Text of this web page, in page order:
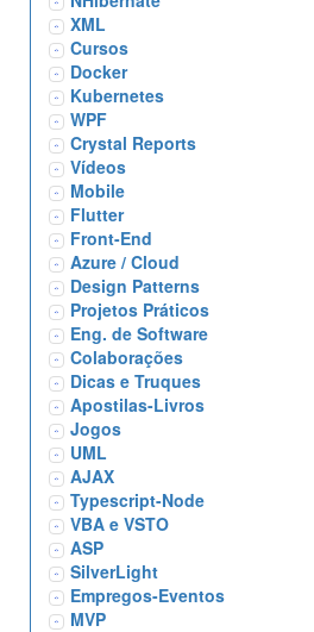
XML
Cursos
Docker
Kubernetes
WPF
Crystal Reports
Vídeos
Mobile
Flutter
Front-End
Azure / Cloud
Design Patterns
Projetos Práticos
Eng. de Software
Colaborações
Dicas e Truques
Apostilas-Livros
Jogos
UML
AJAX
Typescript-Node
VBA e VSTO
ASP
SilverLight
Empregos-Eventos
MVP